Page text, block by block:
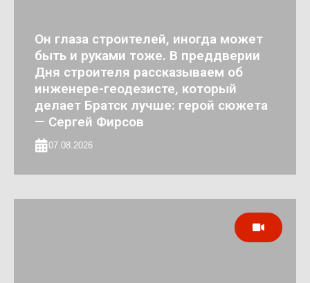
Он глаза строителей, иногда может
быть и руками тоже. В преддверии
Дня строителя рассказываем об
инженере-геодезисте, который
делает Братск лучше: герой сюжета
— Сергей Фирсов
07.08.2026